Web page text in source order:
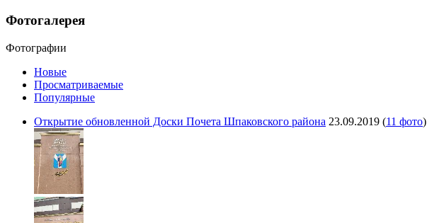
Фотогалерея
Фотографии
Новые
Просматриваемые
Популярные
Открытие обновленной Доски Почета Шпаковского района 23.09.2019 (11 фото)